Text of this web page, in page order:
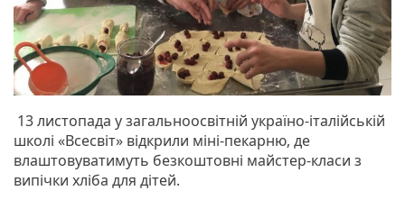
13 листопада у загальноосвітній україно-італійській
школі «Всесвіт» відкрили міні-пекарню, де
влаштовуватимуть безкоштовні майстер-класи з
випічки хліба для дітей.